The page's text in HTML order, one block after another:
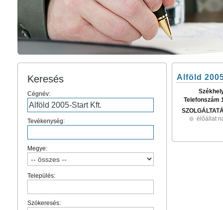
Keresés
Cégnév:
Tevékenység:
Megye:
Település:
Szókeresés:
Alföld
Telefonszám
élőállat